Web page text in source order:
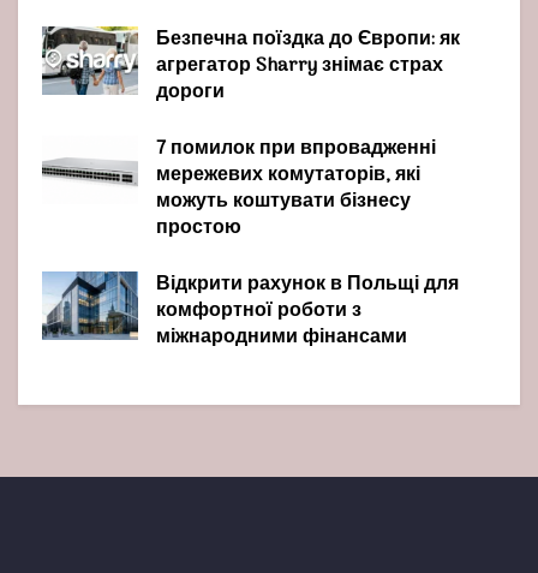
Безпечна поїздка до Європи: як
агрегатор Sharry знімає страх
дороги
7 помилок при впровадженні
мережевих комутаторів, які
можуть коштувати бізнесу
простою
Відкрити рахунок в Польщі для
комфортної роботи з
міжнародними фінансами